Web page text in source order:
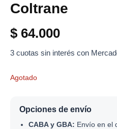
Coltrane
$ 64.000
3 cuotas sin interés con
Agotado
Opciones de envío
CABA y GBA: Envío en el